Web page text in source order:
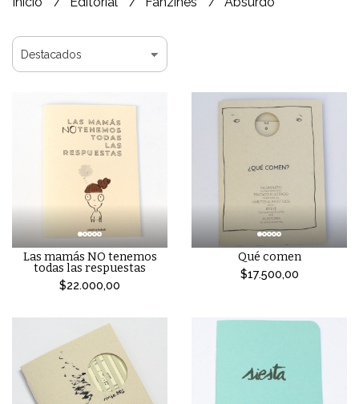
Las mamás NO tenemos
todas las respuestas
$22.000,00
Qué comen
$17.500,00